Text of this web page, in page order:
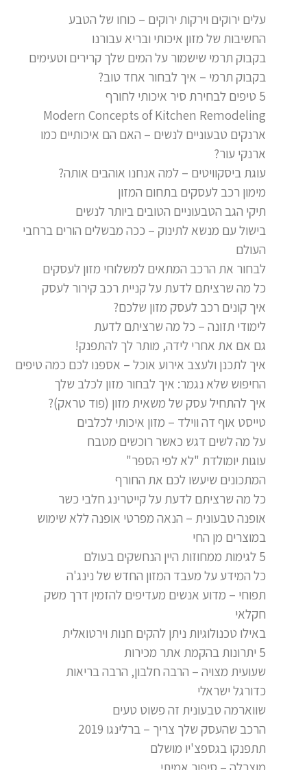
עלים ירוקים וירקות ירוקים – כוחו של הטבע
החשיבות של מזון איכותי ובריא עבורנו
בקבוק תרמי שישמור על המים שלך קרירים וטעימים
בקבוק תרמי – איך לבחור אחד טוב?
5 טיפים לבחירת סיר איכותי לחורף
Modern Concepts of Kitchen Remodeling
ארנקים טבעוניים לנשים – האם הם איכותיים כמו
ארנקי עור?
עוגת ביסקוויטים – למה אנחנו אוהבים אותה?
מימון רכב לעסקים בתחום המזון
תיקי הגב הטבעוניים הטובים ביותר לנשים
בישול עם מנשא לתינוק – ככה מבשלים הורים ברחבי
העולם
לבחור את הרכב המתאים למשלוחי מזון לעסקים
כל מה שרציתם לדעת על קניית רכב קירור לעסק
איך קונים רכב לעסק מזון שלכם?
לימודי תזונה – כל מה שרציתם לדעת
גם אם את אחרי לידה, מותר לך להתפנק!
איך לתכנן ולעצב אירוע אוכל – אספנו לכם כמה טיפים
החיפוש שלא נגמר: איך לבחור מזון לכלב שלך
איך להתחיל עסק של משאית מזון (פוד טראק)?
טייסט אוף דה ווילד – מזון איכותי לכלבים
על מה לשים דגש כאשר רוכשים מטבח
עוגות יומולדת "לא לפי הספר"
המתכונים שיעשו לכם את החורף
כל מה שרציתם לדעת על קייטרינג חלבי כשר
אופנה טבעונית – הנאה מפרטי אופנה ללא שימוש
במוצרים מן החי
5 לגימות ממחוזות היין הנחשקים בעולם
כל המידע על מעבד המזון החדש של נינג'ה
תפוחי – מדוע אנשים מעדיפים להזמין דרך משק
חקלאי
באילו טכנולוגיות ניתן להקים חנות וירטואלית
5 יתרונות בהקמת אתר מכירות
שעועית מצויה – הרבה חלבון, הרבה בריאות
כדורגל ישראלי
שווארמה טבעונית זה פשוט טעים
הרכב שהעסק שלך צריך – ברלינגו 2019
תתפנקו בגספצ'יו מושלם